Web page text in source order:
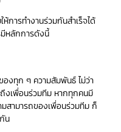
การทำงานร่วมกันสำเร็จได้
หลักการดังนี้
องทุก ๆ ความสัมพันธ์ ไม่ว่า
งเพื่อนร่วมทีม หากทุกคนมี
มสามารถของเพื่อนร่วมทีม ก็
น